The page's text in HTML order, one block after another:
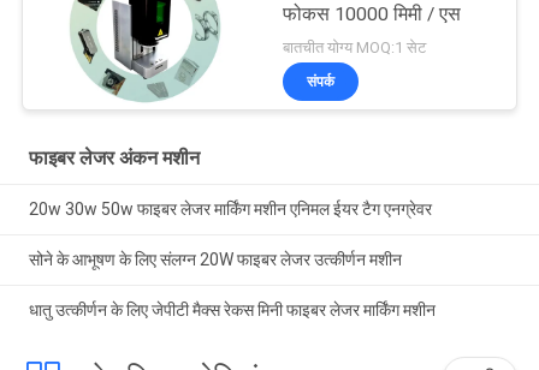
फोकस 10000 मिमी / एस
बातचीत योग्य MOQ:1 सेट
संपर्क
फाइबर लेजर अंकन मशीन
20w 30w 50w फाइबर लेजर मार्किंग मशीन एनिमल ईयर टैग एनग्रेवर
सोने के आभूषण के लिए संलग्न 20W फाइबर लेजर उत्कीर्णन मशीन
धातु उत्कीर्णन के लिए जेपीटी मैक्स रेकस मिनी फाइबर लेजर मार्किंग मशीन